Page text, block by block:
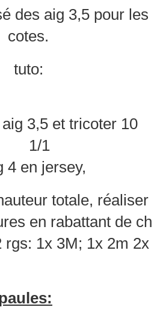
des aig 3,5 pour les
cotes.
tuto:
aig 3,5 et tricoter 10
1/1
4 en jersey,
totale, réaliser
en rabattant de ch
rgs: 1x 3M; 1x 2m 2x